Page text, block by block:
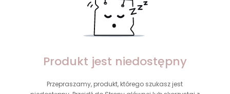
Produkt jest niedostępny
Przepraszamy, produkt, którego szukasz jest